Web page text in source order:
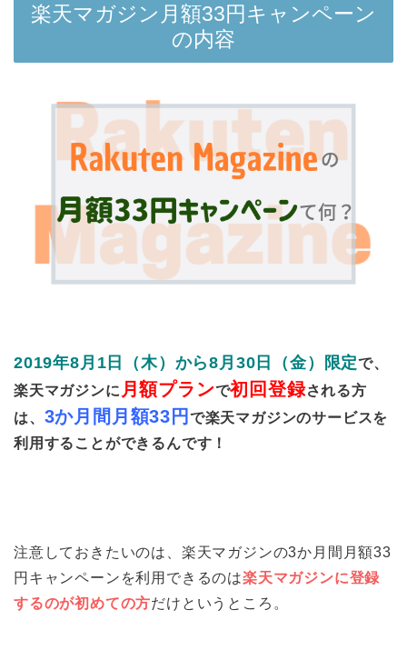
楽天マガジン月額33円キャンペーン
の内容
2019年8月1日（木）から8月30日（金） 限定で、
楽天マガジンに 月額プランで初回登録される方
は、 3か月間月額33円 で楽天マガジンのサービスを
利用することができるんです！
注意しておきたいのは、楽天マガジンの3か月間月額33
円キャンペーンを利用できるのは楽天マガジンに登録
するのが初めての方だけというところ。